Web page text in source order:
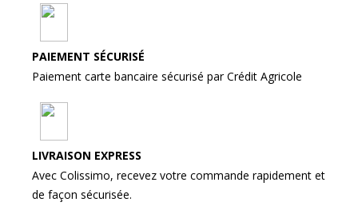
PAIEMENT SÉCURISÉ
Paiement carte bancaire sécurisé par Crédit Agricole
LIVRAISON EXPRESS
Avec Colissimo, recevez votre commande rapidement et
de façon sécurisée.